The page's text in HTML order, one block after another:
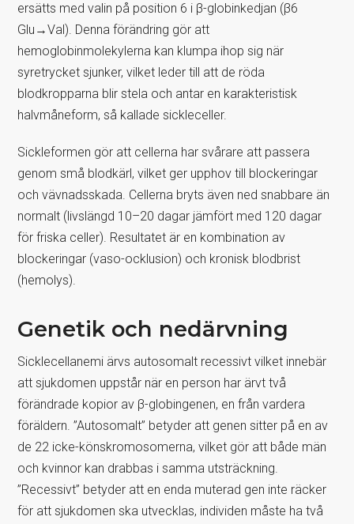
ersätts med valin på position 6 i β-globinkedjan (β6
Glu→Val). Denna förändring gör att
hemoglobinmolekylerna kan klumpa ihop sig när
syretrycket sjunker, vilket leder till att de röda
blodkropparna blir stela och antar en karakteristisk
halvmåneform, så kallade sickleceller.
Sickleformen gör att cellerna har svårare att passera
genom små blodkärl, vilket ger upphov till blockeringar
och vävnadsskada. Cellerna bryts även ned snabbare än
normalt (livslängd 10–20 dagar jämfört med 120 dagar
för friska celler). Resultatet är en kombination av
blockeringar (vaso-ocklusion) och kronisk blodbrist
(hemolys).
Genetik och nedärvning
Sicklecellanemi ärvs autosomalt recessivt vilket innebär
att sjukdomen uppstår när en person har ärvt två
förändrade kopior av β-globingenen, en från vardera
föräldern. ”Autosomalt” betyder att genen sitter på en av
de 22 icke-könskromosomerna, vilket gör att både män
och kvinnor kan drabbas i samma utsträckning.
”Recessivt” betyder att en enda muterad gen inte räcker
för att sjukdomen ska utvecklas, individen måste ha två